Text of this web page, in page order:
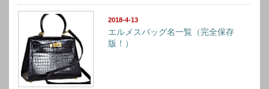
2018-4-13
エルメスバッグ名一覧（完全保存
版！）